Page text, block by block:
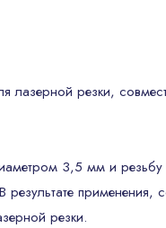
резки,
3,5 мм и резьбу
применения,
резки.